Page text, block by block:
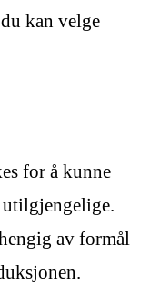
kan velge
for å kunne
av formål